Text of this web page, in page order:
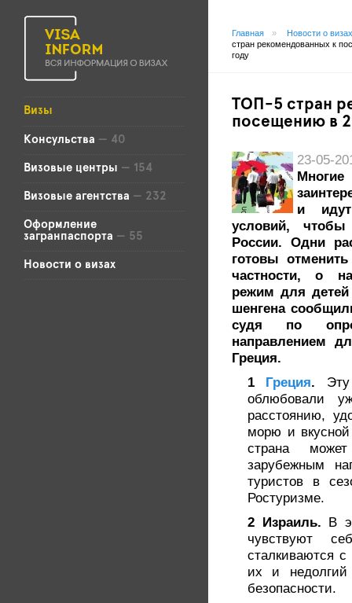
Визы
Консульства — 40
Визовые центры — 154
Визовые агентства — 232
Оформление
загранпаспорта — 55
Новости о визах
Главная »
Новости о визах
стран рекомендованных к
году
ТОП-5 стран
посещению в
23-05-
и
условий,
России. Одни
готовы
частности, о
режим для
шенгена
судя по
направлением
Греция.
1 Греция. Эту
облюбовали
расстоянию,
морю и
страна
зарубежным
туристов в
Ростуризме.
2 Израиль. В
чувствуют
сталкиваются
их и недолгий
безопасности.